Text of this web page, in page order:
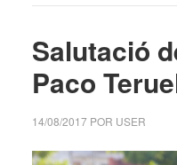
Salutació
Paco
14/08/2017POR USER